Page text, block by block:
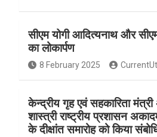
ce
b
o
o
k
s
A
p
p
सीएम योगी आदित्यनाथ और सीएम
का लोकार्पण
8 February 2025
केन्द्रीय गृह एवं सहकारिता
शास्त्री राष्ट्रीय प्रशासन
के दीक्षांत समारोह को किया